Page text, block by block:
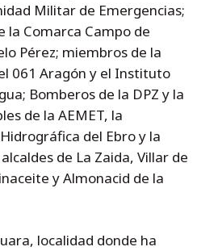
Militar de Emergencias;
la Comarca Campo de
Pérez; miembros de la
061 Aragón y el Instituto
Bomberos de la DPZ y la
de la AEMET, la
del Ebro y la
de La Zaida, Villar de
y Almonacid de la
localidad donde ha